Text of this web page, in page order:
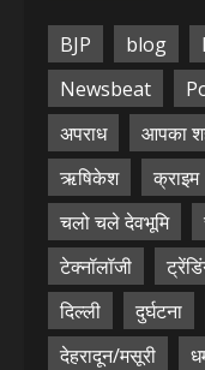
BJP blog
Newsbeat
अपराध
आपका
ऋषिकेश
क्राइम
चलो चले देवभूमि
टेक्नॉलॉजी
दिल्ली
दुर्घटना
देहरादून/मसूरी